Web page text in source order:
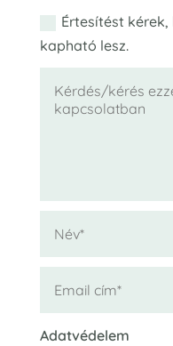
Értesítést
kapható lesz.
Adatvédelem